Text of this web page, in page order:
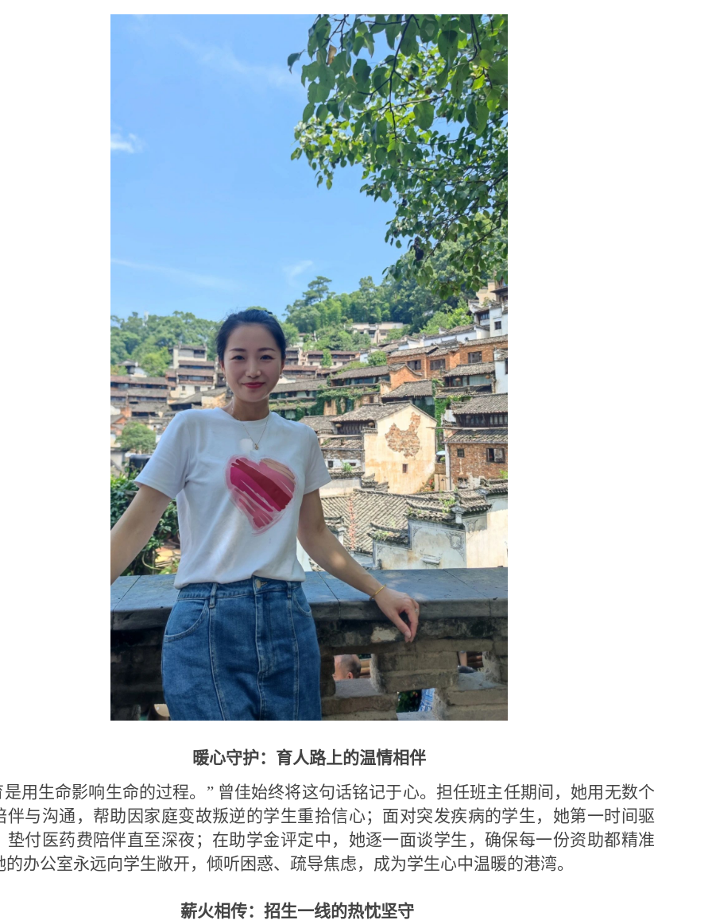
暖心守护：育人路上的温情相伴
是用生命影响生命的过程。” 曾佳始终将这句话铭记于心。担任班主任期间，她用无数个
伴与沟通，帮助因家庭变故叛逆的学生重拾信心；面对突发疾病的学生，她第一时间驱
垫付医药费陪伴直至深夜；在助学金评定中，她逐一面谈学生，确保每一份资助都精准
的办公室永远向学生敞开，倾听困惑、疏导焦虑，成为学生心中温暖的港湾。
薪火相传：招生一线的热忱坚守